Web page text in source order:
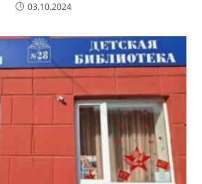
03.10.2024